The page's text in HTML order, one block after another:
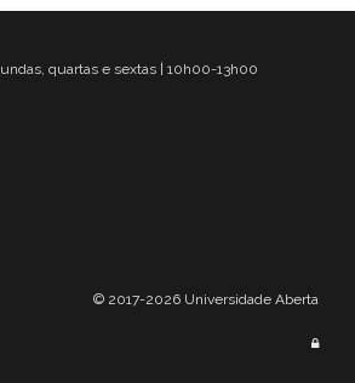
quartas e sextas | 10h00-13h00
© 2017-2026 Universidade Aberta